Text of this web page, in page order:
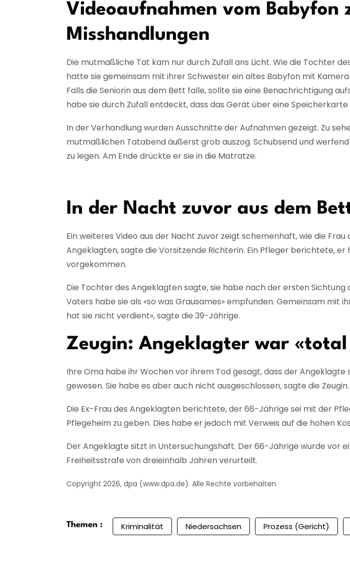
Videoaufnahmen vom Babyfon
Misshandlungen
Die mutmaßliche Tat kam nur durch Zufall ans Licht. Wie die Tochter
hatte sie gemeinsam mit ihrer Schwester ein altes Babyfon mit
Falls die Seniorin aus dem Bett falle, sollte sie eine Benachrichtigung
habe sie durch Zufall entdeckt, dass das Gerät über eine
In der Verhandlung wurden Ausschnitte der Aufnahmen gezeigt. Zu
mutmaßlichen Tatabend äußerst grob auszog. Schubsend und
zu legen. Am Ende drückte er sie in die Matratze.
In der Nacht zuvor aus dem
Ein weiteres Video aus der Nacht zuvor zeigt schemenhaft, wie die
Angeklagten, sagte die Vorsitzende Richterin. Ein Pfleger berichtete,
vorgekommen.
Die Tochter des Angeklagten sagte, sie habe nach der ersten
Vaters habe sie als «so was Grausames» empfunden. Gemeinsam mit
hat sie nicht verdient», sagte die 39-Jährige.
Zeugin: Angeklagter war
Ihre Oma habe ihr Wochen vor ihrem Tod gesagt, dass der
gewesen. Sie habe es aber auch nicht ausgeschlossen, sagte die Zeugin.
Die Ex-Frau des Angeklagten berichtete, der 66-Jährige sei mit der
Pflegeheim zu geben. Dies habe er jedoch mit Verweis auf die hohen
Der Angeklagte sitzt in Untersuchungshaft. Der 66-Jährige wurde vor
Freiheitsstrafe von dreieinhalb Jahren verurteilt.
Copyright 2026, dpa (www.dpa.de). Alle Rechte vorbehalten
Themen : Kriminalität Niedersachsen Prozess (Gericht)